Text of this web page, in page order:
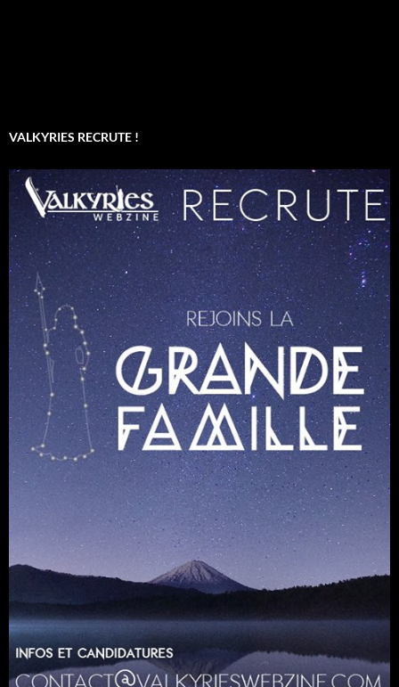
VALKYRIES RECRUTE !